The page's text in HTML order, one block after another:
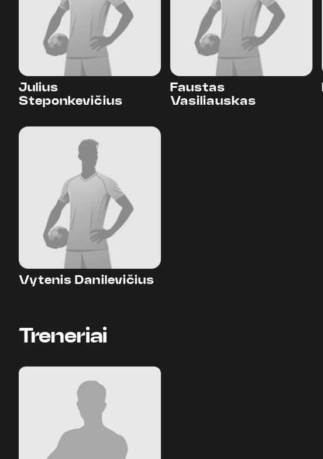
Julius
Steponkevičius
Faustas
Vasiliauskas
Vytenis Danilevičius
Treneriai